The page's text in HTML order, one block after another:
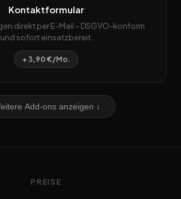
Kontaktformular
direkt per E-Mail – DSGVO-konform
und sofort einsatzbereit.
+ 3,90 €/Mo.
Add-ons anzeigen ↓
PREISE